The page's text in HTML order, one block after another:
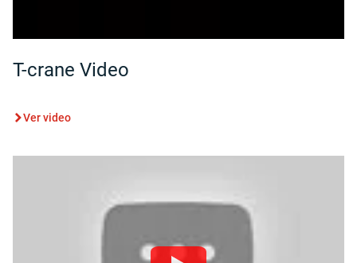
T-crane Video
Ver video